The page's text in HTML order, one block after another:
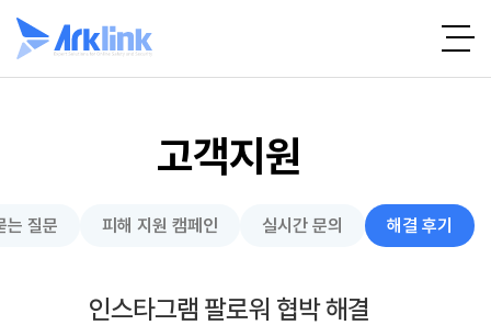
고객지원
는 질문 피해 지원 캠페인 실시간 문의 해결 후기
인스타그램 팔로워 협박 해결